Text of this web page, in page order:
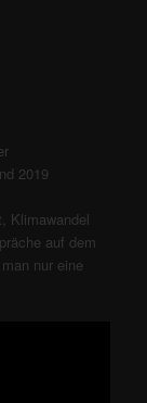
2019
Klimawandel
auf dem
nur eine